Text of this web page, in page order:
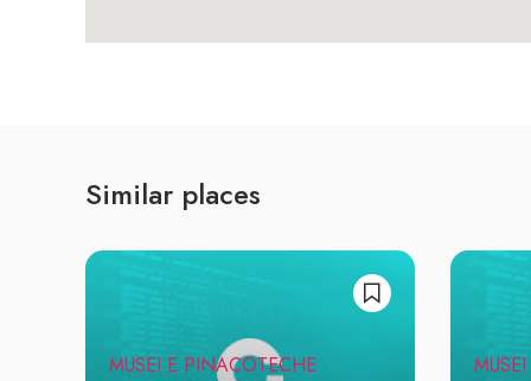
Similar places
MUSEI E PINACOTECHE